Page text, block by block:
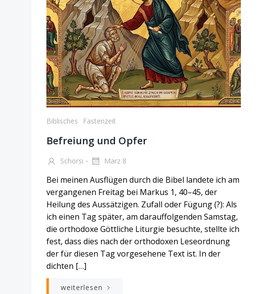
Biblisches Fastenzeit
Befreiung und Opfer
Schorsi - März 8
Bei meinen Ausflügen durch die Bibel landete ich am
vergangenen Freitag bei Markus 1, 40–45, der
Heilung des Aussätzigen. Zufall oder Fügung (?): Als
ich einen Tag später, am darauffolgenden Samstag,
die orthodoxe Göttliche Liturgie besuchte, stellte ich
fest, dass dies nach der orthodoxen Leseordnung
der für diesen Tag vorgesehene Text ist. In der
dichten […]
weiterlesen